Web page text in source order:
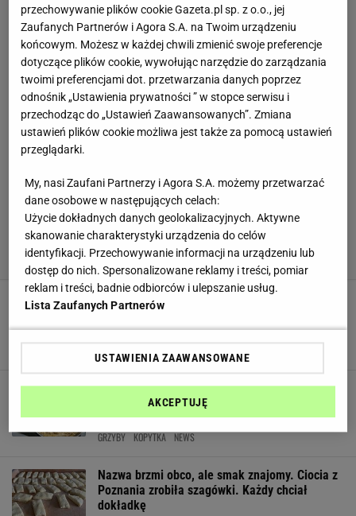
Metoda czwórki jeszcze nigdy mnie nie
zawiodła. Kopytka zawsze wychodzą miękkie
DANIA OBIADOWE DANIA Z ZIEMNIAKÓW KLUSKI
Kremowy i aromatyczny jak nigdy. Ten sos
pieczarkowy jest najlepszy do klusków i
polędwiczek
GRZYBY KOPYTKA NEWS
Nazwa brzmi obco, ale smak znajomy. Ciocia z
Poznania zrobiła szagówki. Każdy chciał
dokładkę
przechowywanie plików cookie Gazeta.pl sp. z o.o., jej
Zaufanych Partnerów i Agora S.A. na Twoim urządzeniu
końcowym. Możesz w każdej chwili zmienić swoje preferencje
dotyczące plików cookie, wywołując narzędzie do zarządzania
twoimi preferencjami dot. przetwarzania danych poprzez
odnośnik „Ustawienia prywatności ” w stopce serwisu i
przechodząc do „Ustawień Zaawansowanych”. Zmiana
ustawień plików cookie możliwa jest także za pomocą ustawień
przeglądarki.
My, nasi Zaufani Partnerzy i Agora S.A. możemy przetwarzać
dane osobowe w następujących celach:
Użycie dokładnych danych geolokalizacyjnych. Aktywne
skanowanie charakterystyki urządzenia do celów
identyfikacji. Przechowywanie informacji na urządzeniu lub
dostęp do nich. Spersonalizowane reklamy i treści, pomiar
reklam i treści, badnie odbiorców i ulepszanie usług.
Lista Zaufanych Partnerów
USTAWIENIA ZAAWANSOWANE
AKCEPTUJĘ